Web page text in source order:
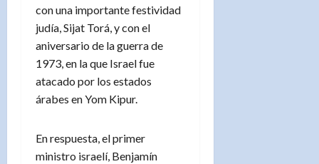
con una importante festividad
judía, Sijat Torá, y con el
aniversario de la guerra de
1973, en la que Israel fue
atacado por los estados
árabes en Yom Kipur.
En respuesta, el primer
ministro israelí, Benjamín